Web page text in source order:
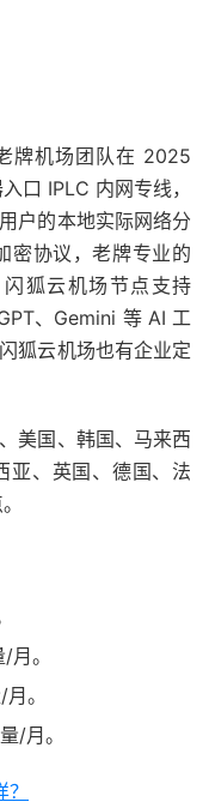
牌机场团队在 2025
口 IPLC 内网专线，
户的本地实际网络分
密协议，老牌专业的
狐云机场节点支持
、Gemini 等 AI 工
狐云机场也有企业定
美国、韩国、马来西
亚、英国、德国、法
。
。
/月。